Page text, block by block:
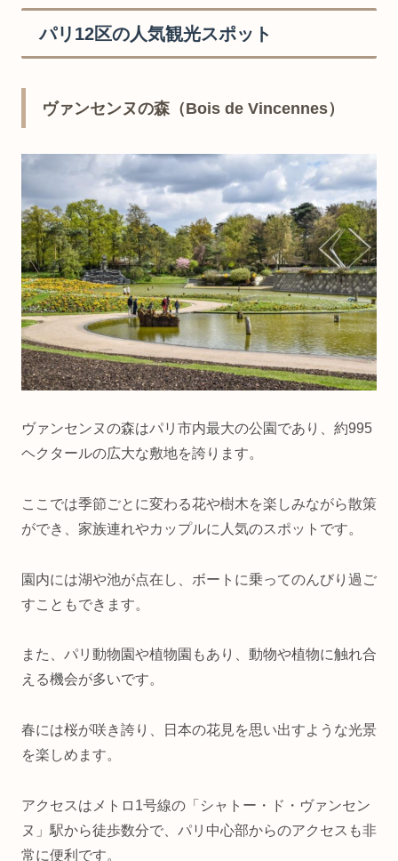
パリ12区の人気観光スポット
ヴァンセンヌの森（Bois de Vincennes）
ヴァンセンヌの森はパリ市内最大の公園であり、約995
ヘクタールの広大な敷地を誇ります。
ここでは季節ごとに変わる花や樹木を楽しみながら散策
ができ、家族連れやカップルに人気のスポットです。
園内には湖や池が点在し、ボートに乗ってのんびり過ご
すこともできます。
また、パリ動物園や植物園もあり、動物や植物に触れ合
える機会が多いです。
春には桜が咲き誇り、日本の花見を思い出すような光景
を楽しめます。
アクセスはメトロ1号線の「シャトー・ド・ヴァンセン
ヌ」駅から徒歩数分で、パリ中心部からのアクセスも非
常に便利です。